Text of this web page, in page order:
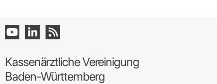
Kassenärztliche Vereinigung
Baden-Württemberg